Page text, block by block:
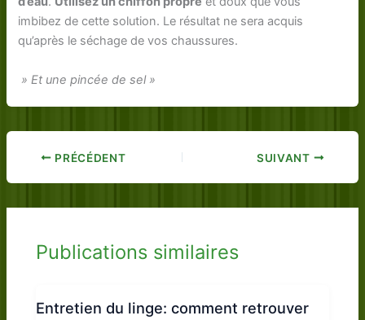
imbibez de cette solution. Le résultat ne sera acquis
qu’après le séchage de vos chaussures.
» Et une pincée de sel »
PRÉCÉDENT SUIVANT
Publications similaires
Entretien du linge: comment retrouver